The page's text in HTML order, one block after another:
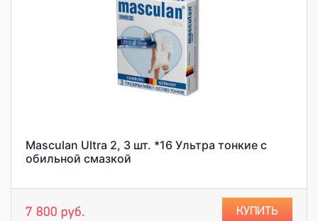
Masculan Ultra 2, 3 шт. *16 Ультра тонкие с
обильной смазкой
7 800 руб. КУПИТЬ